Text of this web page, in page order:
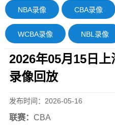
NBA录像 CBA录像
WCBA录像 NBL录像
2026年05月15日
录像回放
发布时间：2026-05-16
联赛： CBA